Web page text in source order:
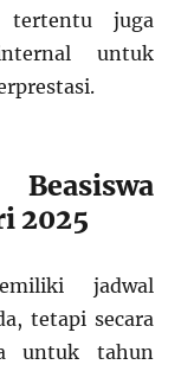
tertentu juga
untuk
Beasiswa
2025
jadwal
tetapi secara
untuk tahun